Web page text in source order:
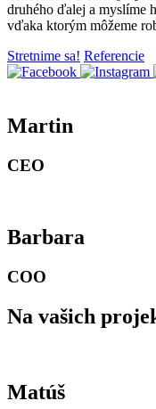
druhého ďalej a myslíme
vďaka ktorým môžeme
Stretnime sa! Referencie
Martin
CEO
Barbara
COO
Na vašich
Matúš